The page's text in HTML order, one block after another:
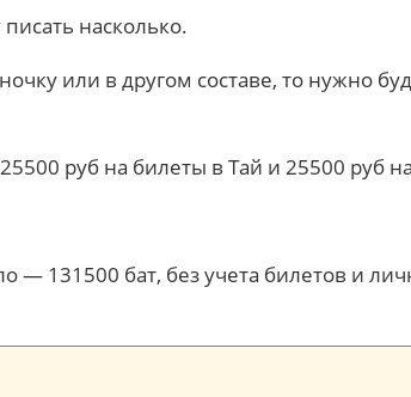
насколько.
или в другом составе, то нужно
руб на билеты в Тай и 25500 руб
131500 бат, без учета билетов и